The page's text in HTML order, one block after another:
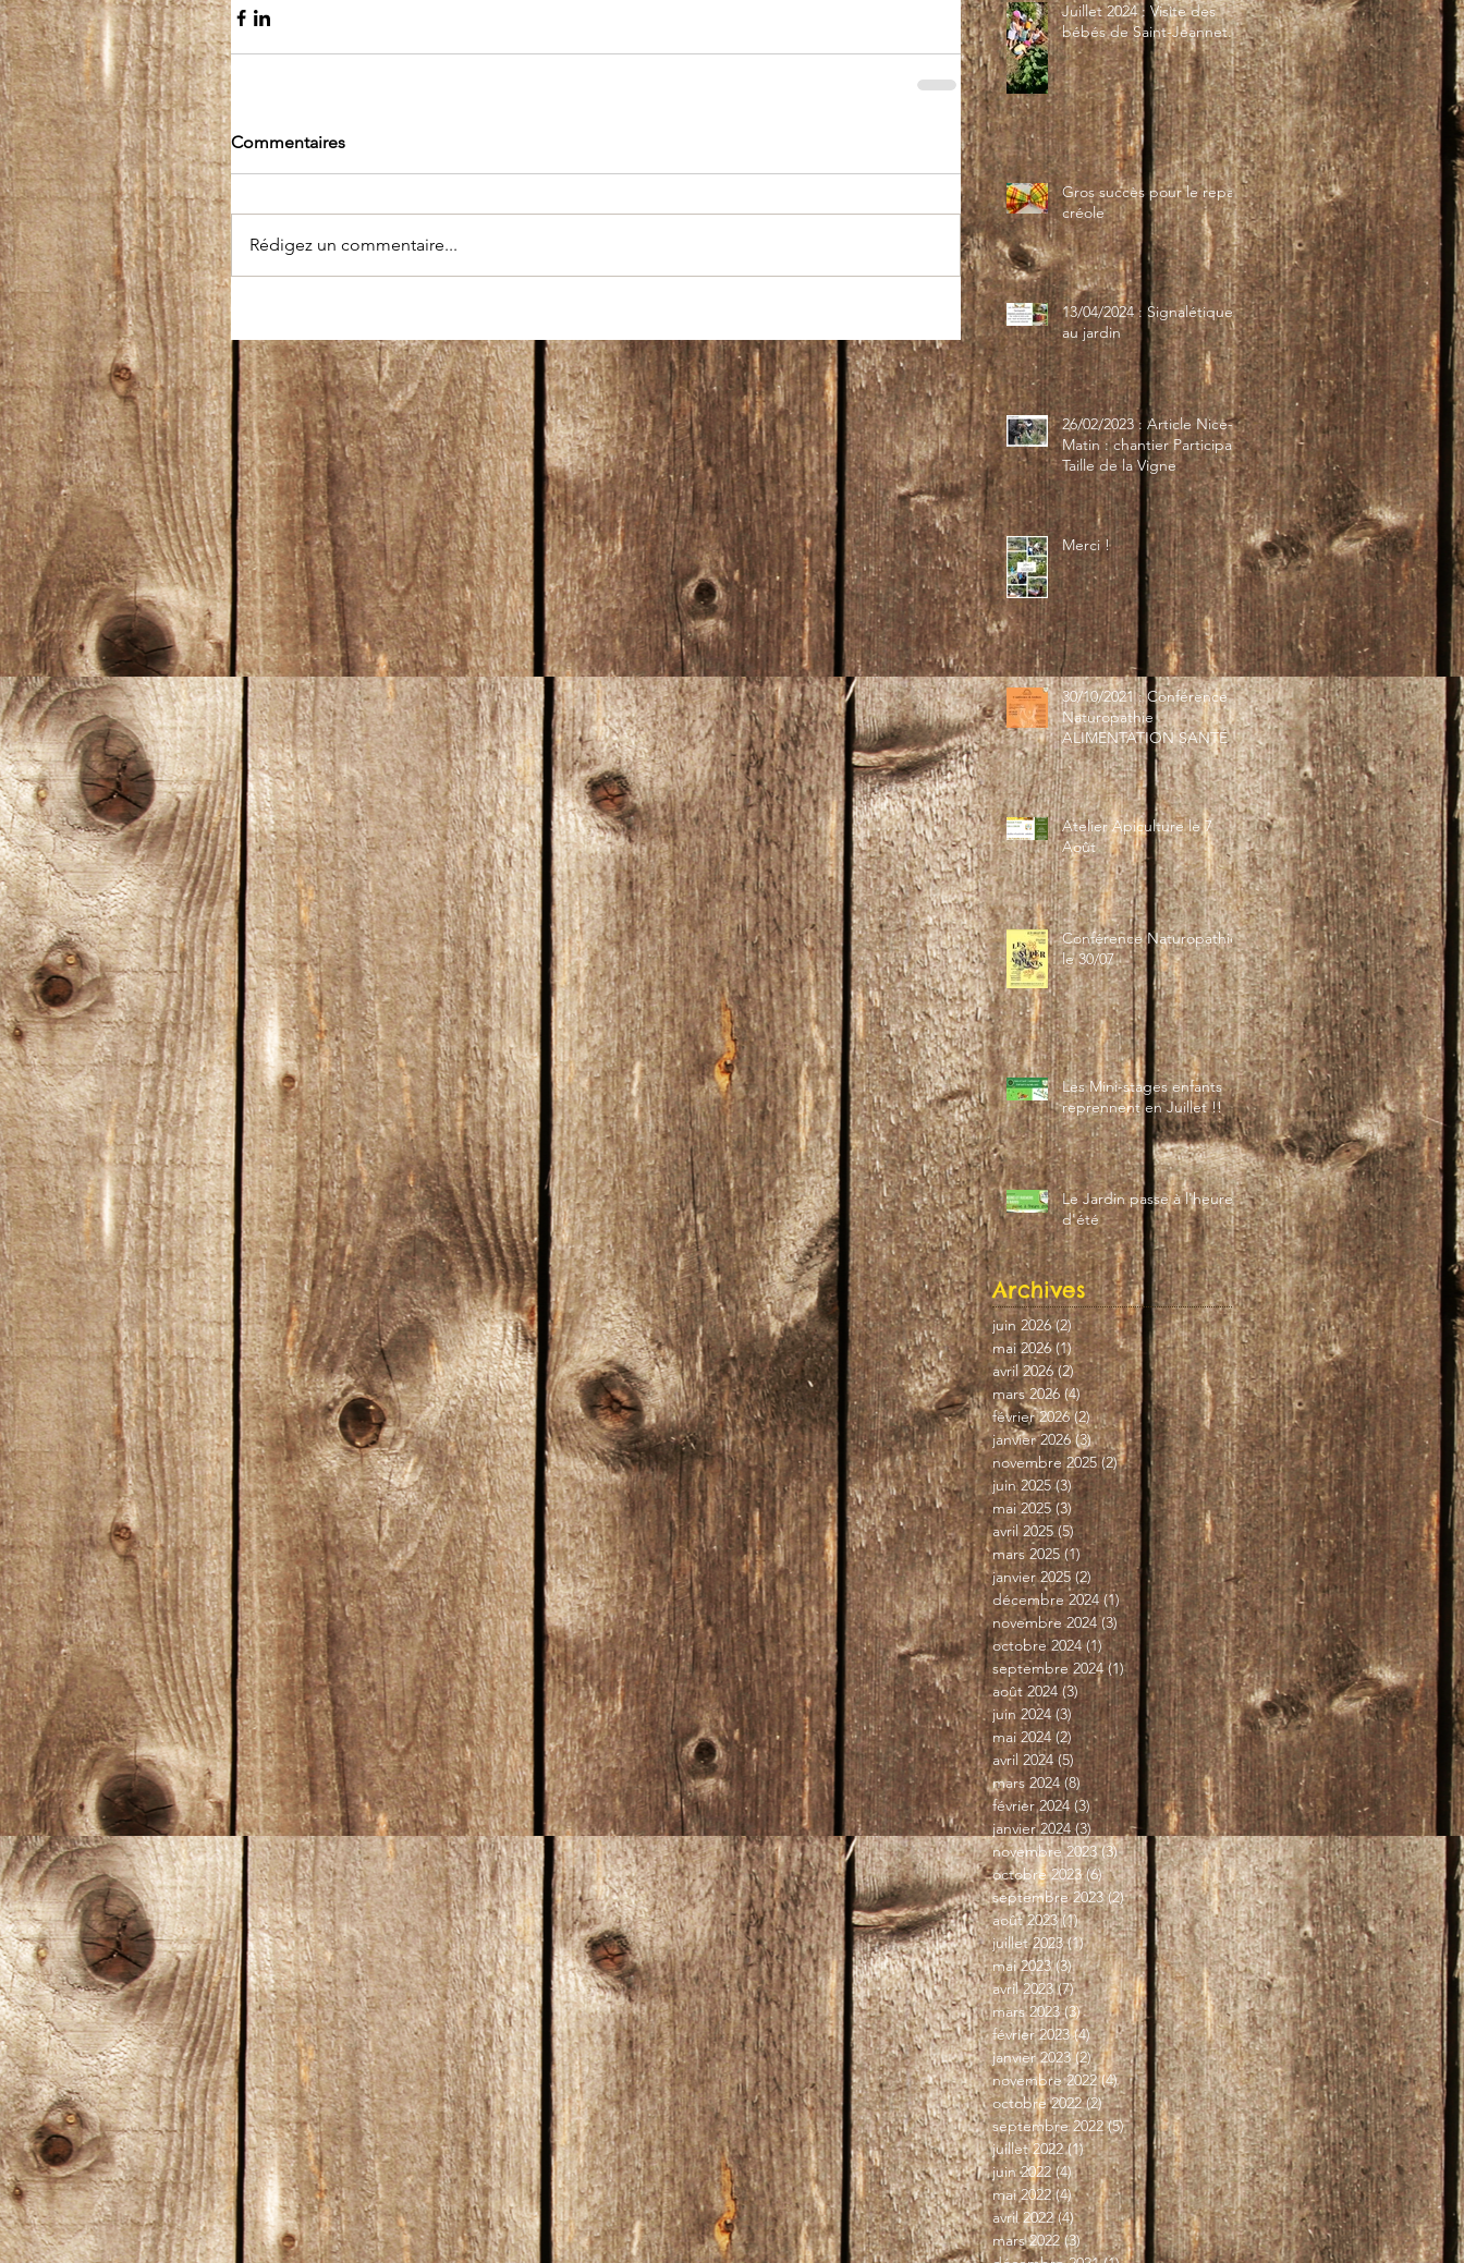
Commentaires
Rédigez un commentaire...
Juillet 2024 : Visite des
bébés de Saint-Jeannet...
Gros succès pour le repas
créole
13/04/2024 : Signalétique
au jardin
26/02/2023 : Article Nice-
Matin : chantier Participatif
Taille de la Vigne
Merci !
30/10/2021 : Conférence
Naturopathie
ALIMENTATION SANTÉ
Atelier Apiculture le 7
Août
Conférence Naturopathie
le 30/07
Les Mini-stages enfants
reprennent en Juillet !!
Le Jardin passe à l'heure
d'été
Archives
juin 2026 (2)2 posts
mai 2026 (1)1 post
avril 2026 (2)2 posts
mars 2026 (4)4 posts
février 2026 (2)2 posts
janvier 2026 (3)3 posts
novembre 2025 (2)2 posts
juin 2025 (3)3 posts
mai 2025 (3)3 posts
avril 2025 (5)5 posts
mars 2025 (1)1 post
janvier 2025 (2)2 posts
décembre 2024 (1)1 post
novembre 2024 (3)3 posts
octobre 2024 (1)1 post
septembre 2024 (1)1 post
août 2024 (3) 3 posts
juin 2024 (3)3 posts
mai 2024 (2)2 posts
avril 2024 (5)5 posts
mars 2024 (8)8 posts
février 2024 (3)3 posts
janvier 2024 (3)3 posts
novembre 2023 (3)3 posts
octobre 2023 (6)6 posts
septembre 2023 (2)2 posts
août 2023 (1)1 post
juillet 2023 (1)1 post
mai 2023 (3)3 posts
avril 2023 (7)7 posts
mars 2023 (3)3 posts
février 2023 (4)4 posts
janvier 2023 (2)2 posts
novembre 2022 (4)4 posts
octobre 2022 (2)2 posts
septembre 2022 (5)5 posts
juillet 2022 (1)1 post
juin 2022 (4)4 posts
mai 2022 (4)4 posts
avril 2022 (4)4 posts
mars 2022 (3)3 posts